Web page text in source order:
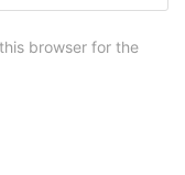
browser for the